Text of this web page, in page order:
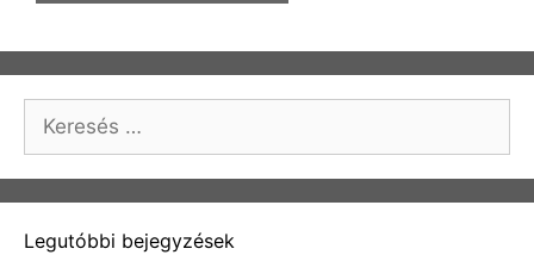
Keresés:
Legutóbbi bejegyzések